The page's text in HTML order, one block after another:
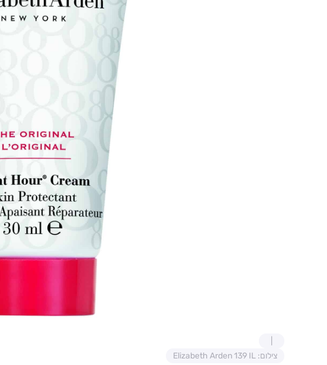
צילום: Elizabeth Arden 139 IL